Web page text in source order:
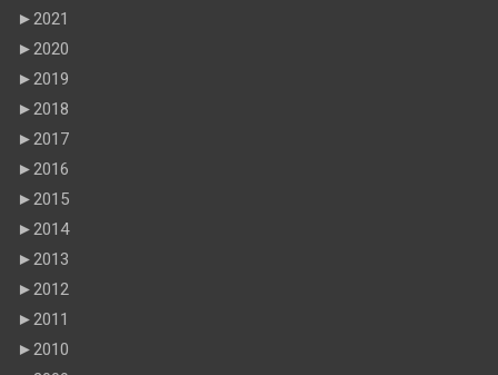
►2021
►2020
►2019
►2018
►2017
►2016
►2015
►2014
►2013
►2012
►2011
►2010